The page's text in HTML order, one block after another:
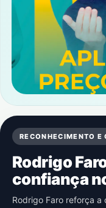
RECONHECIMENTO E
Rodrigo
confiança
Rodrigo Faro reforça a